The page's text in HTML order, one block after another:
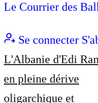
Le Courrier des
Se connecter
L'Albanie d'Edi
en pleine dérive
oligarchique et